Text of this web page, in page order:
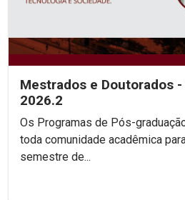
Mestrados e Doutorados
2026.2
Os Programas de Pós-
toda comunidade acadêmica
semestre de...